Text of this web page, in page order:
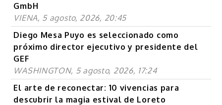
GmbH
VIENA, 5 agosto, 2026, 20:45
Diego Mesa Puyo es seleccionado como
próximo director ejecutivo y presidente del
GEF
WASHINGTON, 5 agosto, 2026, 17:24
El arte de reconectar: 10 vivencias para
descubrir la magia estival de Loreto